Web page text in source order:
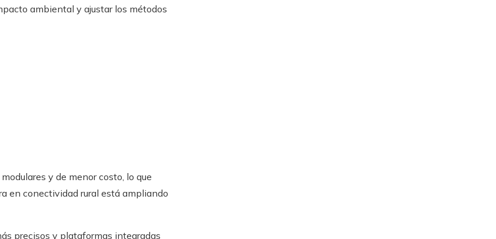
ambiental y ajustar los métodos
y de menor costo, lo que
en conectividad rural está ampliando
precisos y plataformas integradas